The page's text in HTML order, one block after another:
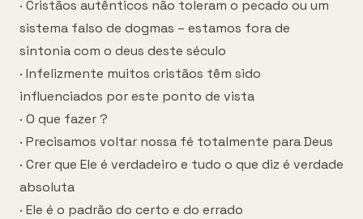
· Cristãos autênticos não toleram o pecado ou um
sistema falso de dogmas – estamos fora de
sintonia com o deus deste século
· Infelizmente muitos cristãos têm sido
influenciados por este ponto de vista
· O que fazer ?
· Precisamos voltar nossa fé totalmente para Deus
· Crer que Ele é verdadeiro e tudo o que diz é verdade
absoluta
· Ele é o padrão do certo e do errado